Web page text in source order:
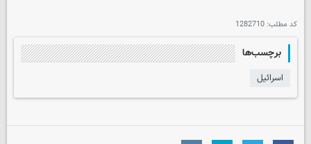
کد مطلب: 1282710
برچسب‌ها
اسرائیل